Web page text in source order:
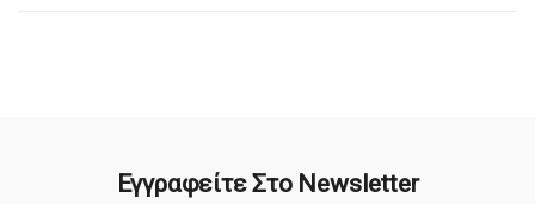
Εγγραφείτε Στο Newsletter